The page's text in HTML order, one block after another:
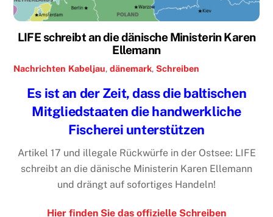
LIFE schreibt an die dänische Ministerin Karen
Ellemann
Nachrichten Kabeljau,dänemark,Schreiben
Es ist an der Zeit, dass die baltischen
Mitgliedstaaten die handwerkliche
Fischerei unterstützen
Artikel 17 und illegale Rückwürfe in der Ostsee: LIFE
schreibt an die dänische Ministerin Karen Ellemann
und drängt auf sofortiges Handeln!
Hier finden Sie das offizielle Schreiben